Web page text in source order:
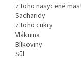
z toho nasycené
Sacharidy
z toho cukry
Vláknina
Bílkoviny
Sůl